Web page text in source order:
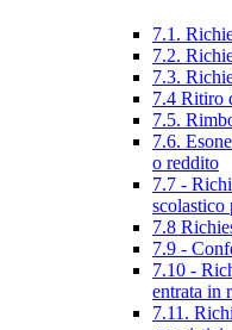
7.1.
7.2.
7.3.
7.4 Ritiro
7.5.
7.6.
o reddito
7.7 -
scolastico
7.8
7.9 -
7.10 -
entrata in
7.11.